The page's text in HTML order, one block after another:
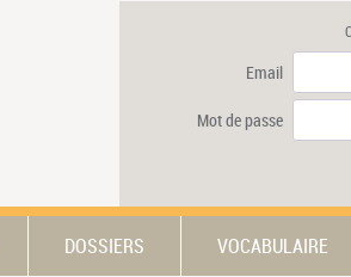
Email
Mot de passe
DOSSIERS VOCABULAIRE